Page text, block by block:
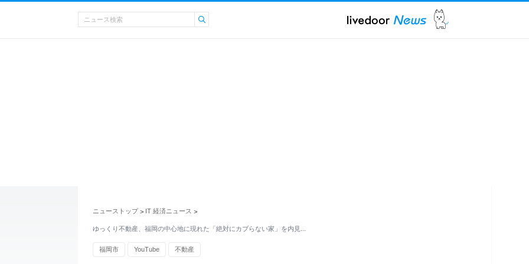
ニューストップ > IT 経済ニュース >
ゆっくり不動産、福岡の中心地に現れた「絶対にカブらない家」を内見…
福岡市 YouTube 不動産